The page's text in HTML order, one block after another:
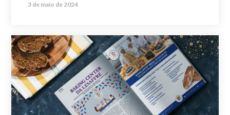
3 de maio de 2024